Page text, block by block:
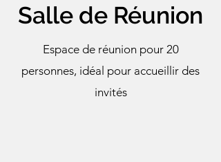
Salle de Réunion
Espace de réunion pour 20
personnes, idéal pour accueillir des
invités